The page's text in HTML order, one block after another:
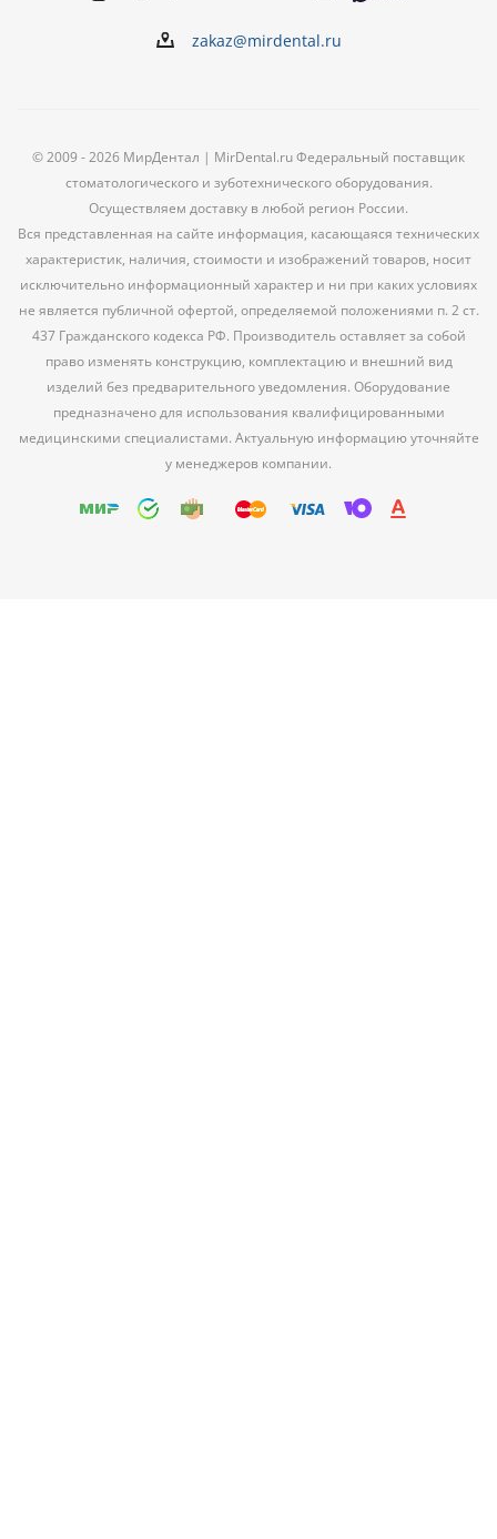
zakaz@mirdental.ru
© 2009 - 2026 МирДентал | MirDental.ru Федеральный поставщик
стоматологического и зуботехнического оборудования.
Осуществляем доставку в любой регион России.
Вся представленная на сайте информация, касающаяся технических
характеристик, наличия, стоимости и изображений товаров, носит
исключительно информационный характер и ни при каких условиях
не является публичной офертой, определяемой положениями п. 2 ст.
437 Гражданского кодекса РФ. Производитель оставляет за собой
право изменять конструкцию, комплектацию и внешний вид
изделий без предварительного уведомления. Оборудование
предназначено для использования квалифицированными
медицинскими специалистами. Актуальную информацию уточняйте
у менеджеров компании.